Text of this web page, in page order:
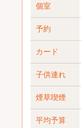
個室
予約
カード
子供連れ
煙草喫煙
平均予算